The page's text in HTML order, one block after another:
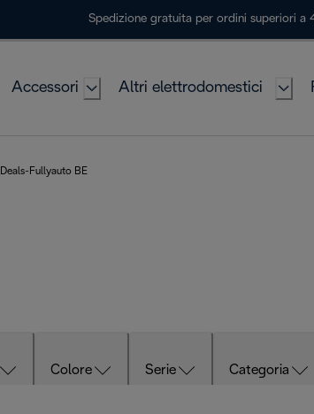
Spedizione gratuita per ordini superiori a
Accessori Altri elettrodomestici
Fullyauto BE
Colore Serie Categoria